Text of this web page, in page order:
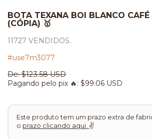
BOTA TEXANA BOI BLANCO
(CÓPIA) 🥇
11727 VENDIDOS.
#use7m3077
De:$123.58 USD
Pagando pelo pix 🔥: $99.06 USD
Este produto tem um prazo extra de
o prazo clicando aqui. ✌